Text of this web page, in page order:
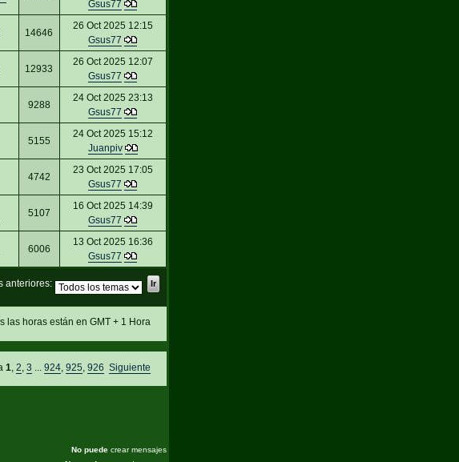
Gsus77
14646
26 Oct 2025 12:15
Gsus77
12933
26 Oct 2025 12:07
Gsus77
9288
24 Oct 2025 23:13
Gsus77
5155
24 Oct 2025 15:12
Juanpiv
4742
23 Oct 2025 17:05
Gsus77
5107
16 Oct 2025 14:39
Gsus77
6006
13 Oct 2025 16:36
Gsus77
anteriores:
las horas están en GMT + 1 Hora
1 ,2 ,3 ...924 ,925 ,926 Siguiente
No puedecrear mensajes